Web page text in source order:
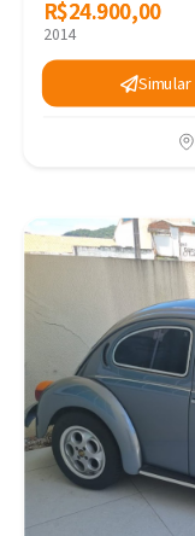
R$24.900,00
R$24.900,00
2014
Simular